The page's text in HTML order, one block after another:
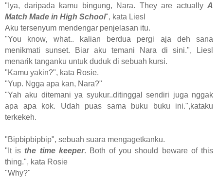
"Iya, daripada kamu bingung, Nara. They are actually A
Match Made in High School", kata Liesl
Aku tersenyum mendengar penjelasan itu.
"You know, what.. kalian berdua pergi aja deh sana
menikmati sunset. Biar aku temani Nara di sini.", Liesl
menarik tanganku untuk duduk di sebuah kursi.
"Kamu yakin?", kata Rosie.
"Yup. Ngga apa kan, Nara?"
"Yah aku ditemani ya syukur..ditinggal sendiri juga nggak
apa apa kok. Udah puas sama buku buku ini.",kataku
terkekeh.
"Bipbipbipbip", sebuah suara mengagetkanku.
"It is the time keeper. Both of you should beware of this
thing.", kata Rosie
"Why?"